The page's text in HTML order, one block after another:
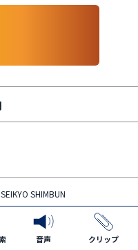
SHIMBUN
音声 クリップ